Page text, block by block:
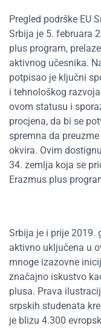
Pregled podrške EU
Srbija je 5. februara
plus program,
aktivnog učesnika.
potpisao je ključni
i tehnološkog
ovom statusu i
procjena, da bi se
spremna da
okvira. Ovim
34. zemlja koja se
Erazmus plus
Srbija je i prije 2019.
aktivno uključena u
mnoge izazovne
značajno iskustvo
plusa. Prava
srpskih studenata
je blizu 4.300